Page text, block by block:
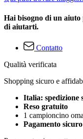
Hai bisogno di un
di aiutarti.
Contatto
Qualità verificata
Shopping sicuro e
Italia: spedizione
Reso gratuito
1 campioncino
Pagamento sicuro